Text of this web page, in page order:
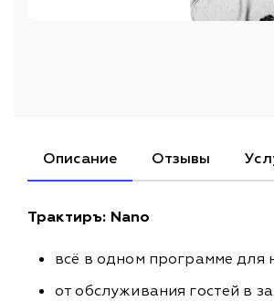
Описание Отзывы
Трактиръ: Nano
всё в одном программе для
от обслуживания гостей в